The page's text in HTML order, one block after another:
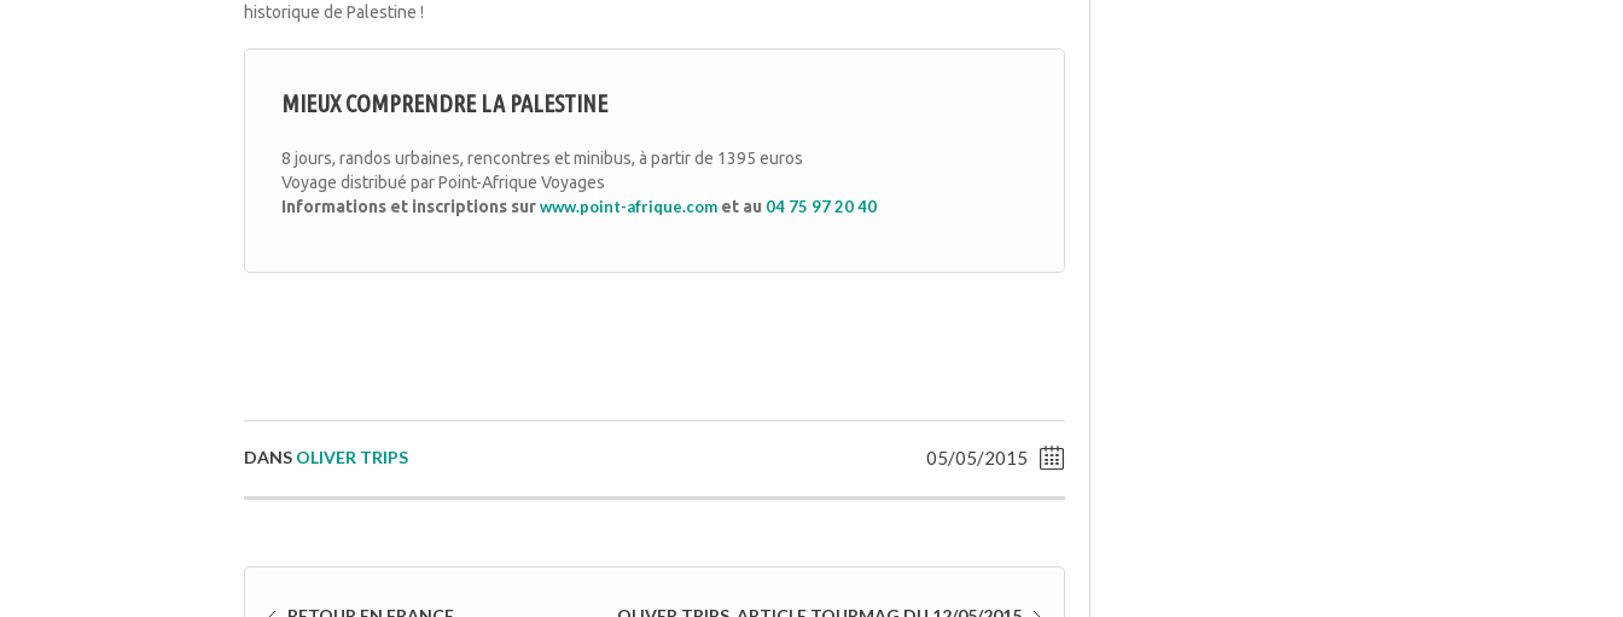
historique de Palestine !
MIEUX COMPRENDRE LA PALESTINE
8 jours, randos urbaines, rencontres et minibus, à partir de 1395 euros
Voyage distribué par Point-Afrique Voyages
Informations et inscriptions surwww.point-afrique.com et au 04 75 97 20 40
05/05/2015
DANS OLIVER TRIPS